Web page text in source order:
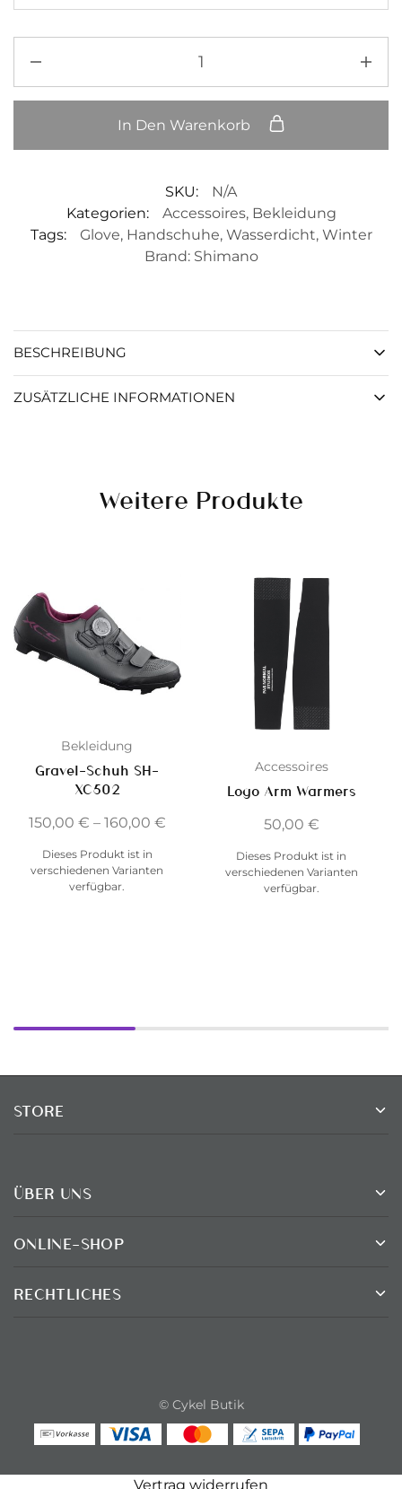
In Den Warenkorb
SKU:
N/A
Kategorien:
Accessoires, Bekleidung
Tags:
Glove, Handschuhe, Wasserdicht, Winter
Brand: Shimano
BESCHREIBUNG
ZUSÄTZLICHE INFORMATIONEN
Weitere Produkte
Bekleidung
Gravel-Schuh SH-
XC502
150,00 € – 160,00 €
Dieses Produkt ist in
verschiedenen Varianten
verfügbar.
Accessoires
Logo Arm Warmers
50,00 €
Dieses Produkt ist in
verschiedenen Varianten
verfügbar.
STORE
ÜBER UNS
ONLINE-SHOP
RECHTLICHES
© Cykel Butik
Vertrag widerrufen